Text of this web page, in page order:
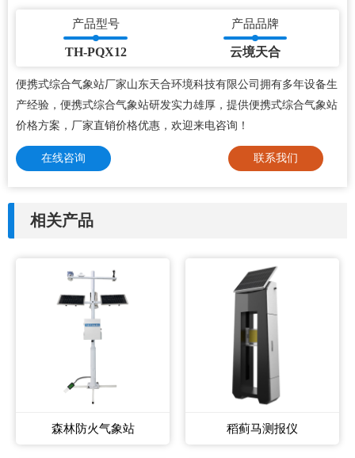
产品型号
TH-PQX12
产品品牌
云境天合
便携式综合气象站厂家山东天合环境科技有限公司拥有多年设备生
产经验，便携式综合气象站研发实力雄厚，提供便携式综合气象站
价格方案，厂家直销价格优惠，欢迎来电咨询！
在线咨询 联系我们
相关产品
森林防火气象站 稻蓟马测报仪